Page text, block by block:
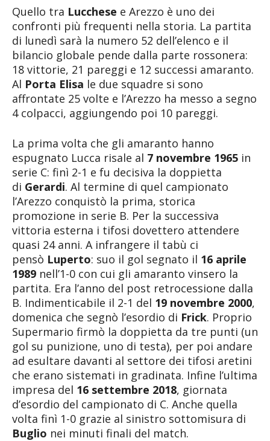
Quello tra Lucchese e Arezzo è uno dei
confronti più frequenti nella storia. La partita
di lunedì sarà la numero 52 dell’elenco e il
bilancio globale pende dalla parte rossonera:
18 vittorie, 21 pareggi e 12 successi amaranto.
Al Porta Elisa le due squadre si sono
affrontate 25 volte e l’Arezzo ha messo a segno
4 colpacci, aggiungendo poi 10 pareggi.
La prima volta che gli amaranto hanno
espugnato Lucca risale al 7 novembre 1965 in
serie C: finì 2-1 e fu decisiva la doppietta
di Gerardi. Al termine di quel campionato
l’Arezzo conquistò la prima, storica
promozione in serie B. Per la successiva
vittoria esterna i tifosi dovettero attendere
quasi 24 anni. A infrangere il tabù ci
pensò Luperto: suo il gol segnato il 16 aprile
1989 nell’1-0 con cui gli amaranto vinsero la
partita. Era l’anno del post retrocessione dalla
B. Indimenticabile il 2-1 del 19 novembre 2000,
domenica che segnò l’esordio di Frick. Proprio
Supermario firmò la doppietta da tre punti (un
gol su punizione, uno di testa), per poi andare
ad esultare davanti al settore dei tifosi aretini
che erano sistemati in gradinata. Infine l’ultima
impresa del 16 settembre 2018, giornata
d’esordio del campionato di C. Anche quella
volta finì 1-0 grazie al sinistro sottomisura di
Buglio nei minuti finali del match.